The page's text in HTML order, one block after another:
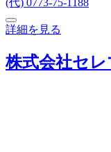
(代) 0773-75-1188
詳細を見る
株式会社セ